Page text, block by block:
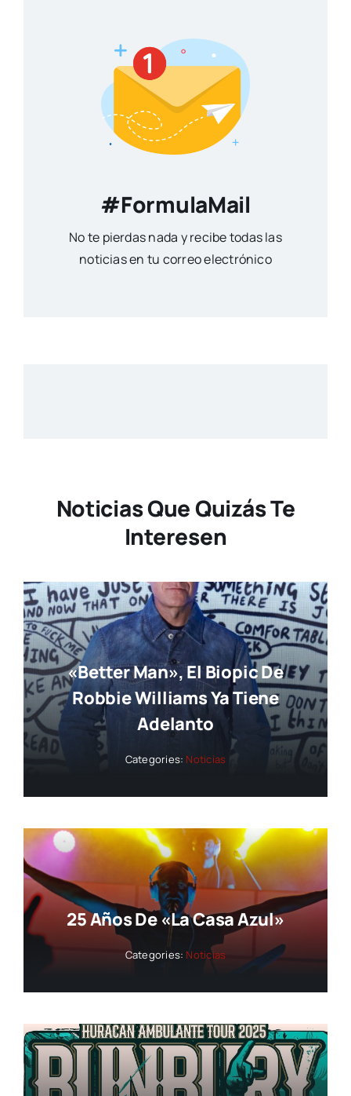
#FormulaMail
No te pierdas nada y recibe todas las
noticias en tu correo electrónico
Noticias Que Quizás Te
Interesen
«Better Man», El Biopic De
Robbie Williams Ya Tiene
Adelanto
Categories: Noticias
25 Años De «La Casa Azul»
Categories: Noticias